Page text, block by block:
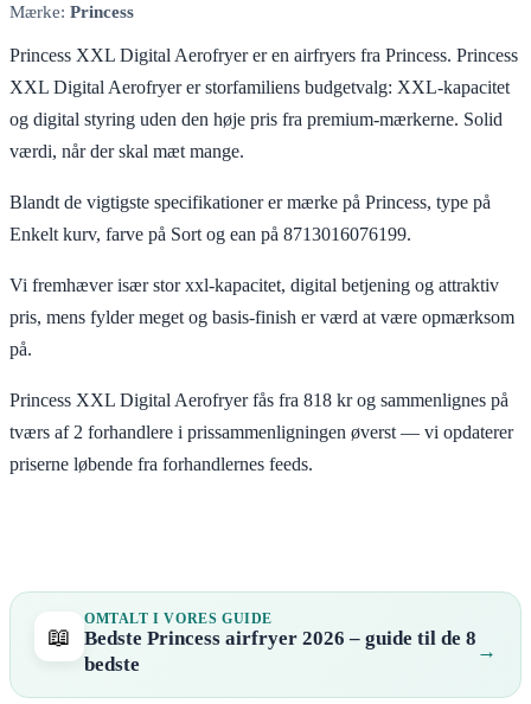
Mærke: Princess
Princess XXL Digital Aerofryer er en airfryers fra Princess. Princess
XXL Digital Aerofryer er storfamiliens budgetvalg: XXL-kapacitet
og digital styring uden den høje pris fra premium-mærkerne. Solid
værdi, når der skal mæt mange.
Blandt de vigtigste specifikationer er mærke på Princess, type på
Enkelt kurv, farve på Sort og ean på 8713016076199.
Vi fremhæver især stor xxl-kapacitet, digital betjening og attraktiv
pris, mens fylder meget og basis-finish er værd at være opmærksom
på.
Princess XXL Digital Aerofryer fås fra 818 kr og sammenlignes på
tværs af 2 forhandlere i prissammenligningen øverst — vi opdaterer
priserne løbende fra forhandlernes feeds.
📖
OMTALT I VORES GUIDE
Bedste Princess airfryer 2026 – guide til de 8
bedste